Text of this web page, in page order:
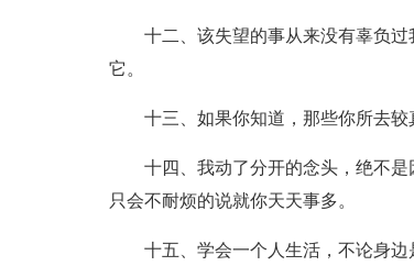
十二、该失望的事从来没有辜负
它。
十三、如果你知道，那些你所去较
十四、我动了分开的念头，绝不
只会不耐烦的说就你天天事多。
十五、学会一个人生活，不论身